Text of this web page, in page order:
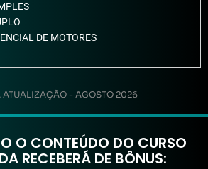
DE MOTORES
ATUALIZAÇÃO - AGOSTO 2026
O CONTEÚDO DO CURSO
RECEBERÁ DE BÔNUS: